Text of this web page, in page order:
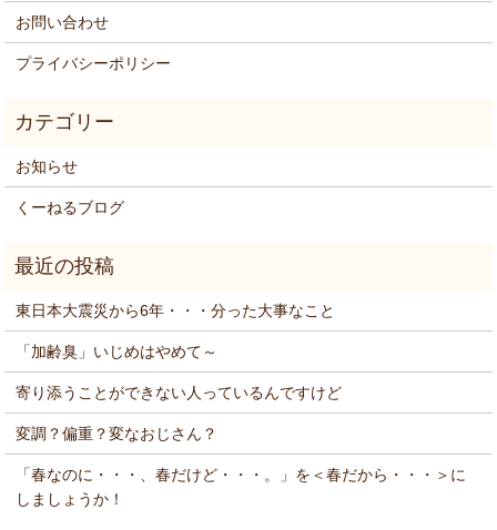
お問い合わせ
プライバシーポリシー
お知らせ
くーねるブログ
東日本大震災から6年・・・分った大事なこと
「加齢臭」いじめはやめて～
寄り添うことができない人っているんですけど
変調？偏重？変なおじさん？
「春なのに・・・、春だけど・・・。」を＜春だから・・・＞に
しましょうか！